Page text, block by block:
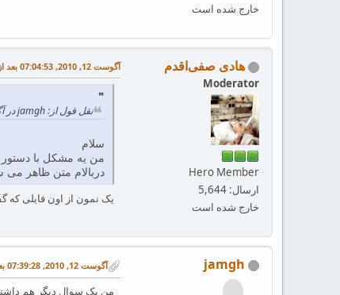
خارج شده است
هادی صفی‌اقدم
Moderator
Hero Member
ارسال: 5,644
خارج شده است
آگوست 12, 2010, 07:04:53 بعد از ظهر
نقل قول از: jamgh در آگوست 12, 2010, 06:55:06 بعد از ظهر
سلام
دربالام متن ظاهر می
یک نمون از اون فایلی که
jamgh آگوست 12, 2010, 07:39:28 بعد از ظهر
من یک سوال دیگر هم